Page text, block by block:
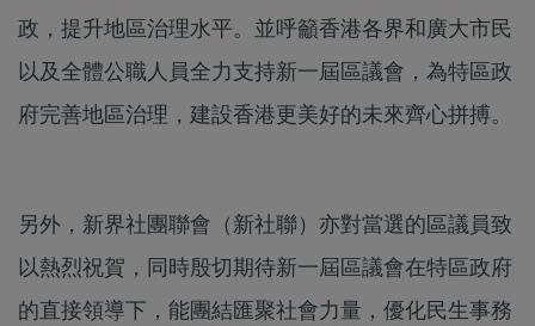
政，提升地區治理水平。並呼籲香港各界和廣大市民
以及全體公職人員全力支持新一屆區議會，為特區政
府完善地區治理，建設香港更美好的未來齊心拼搏。
另外，新界社團聯會（新社聯）亦對當選的區議員致
以熱烈祝賀，同時殷切期待新一屆區議會在特區政府
的直接領導下，能團結匯聚社會力量，優化民生事務